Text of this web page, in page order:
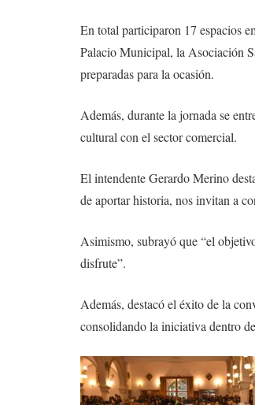
En total participaron 17 espacios
Palacio Municipal, la Asociación
preparadas para la ocasión.
Además, durante la jornada se
cultural con el sector comercial.
El intendente Gerardo Merino
de aportar historia, nos invitan a
Asimismo, subrayó que “el
disfrute”.
Además, destacó el éxito de la
consolidando la iniciativa dentro